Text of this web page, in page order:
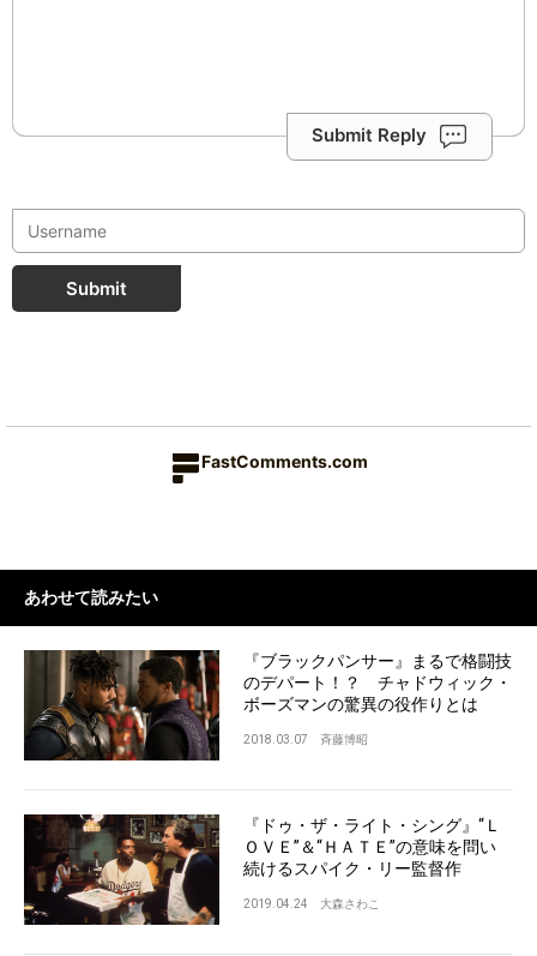
Submit Reply
Submit
FastComments.com
あわせて読みたい
『ブラックパンサー』まるで格闘技
のデパート！？ チャドウィック・
ボーズマンの驚異の役作りとは
2018.03.07 斉藤博昭
『ドゥ・ザ・ライト・シング』“Ｌ
ＯＶＥ”＆“ＨＡＴＥ”の意味を問い
続けるスパイク・リー監督作
2019.04.24 大森さわこ